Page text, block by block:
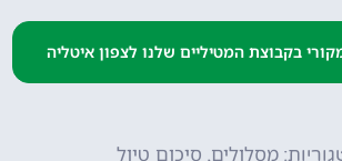
בקבוצת המטיליים שלנו לצפון איטליה
CIELO
מסלולים, סיכום טיול